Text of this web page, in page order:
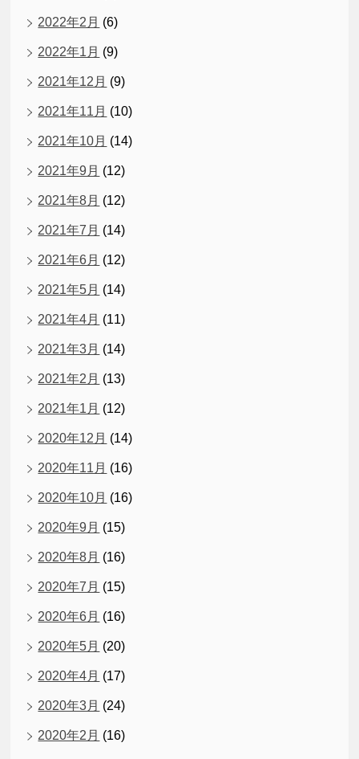
2022年2月 (6)
2022年1月 (9)
2021年12月 (9)
2021年11月 (10)
2021年10月 (14)
2021年9月 (12)
2021年8月 (12)
2021年7月 (14)
2021年6月 (12)
2021年5月 (14)
2021年4月 (11)
2021年3月 (14)
2021年2月 (13)
2021年1月 (12)
2020年12月 (14)
2020年11月 (16)
2020年10月 (16)
2020年9月 (15)
2020年8月 (16)
2020年7月 (15)
2020年6月 (16)
2020年5月 (20)
2020年4月 (17)
2020年3月 (24)
2020年2月 (16)